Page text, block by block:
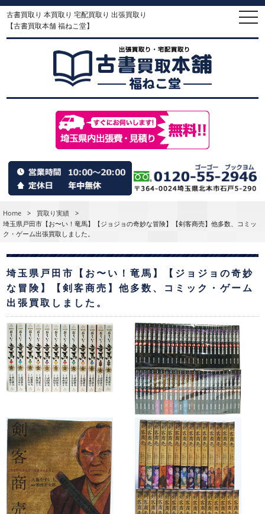
古書買取り 本買取り 宅配買取り 出張買取り
【古書買取本舗 福ねこ堂】
Home > 買取り実績
>
埼玉県戸田市【お〜い！竜馬】【ジョジョの奇妙な冒険】【剣客商売】他多数、コミッ
ク・ゲーム出張買取しました。
埼玉県戸田市【お〜い！竜馬】【ジョジョの奇妙
な冒険】【剣客商売】他多数、コミック・ゲーム
出張買取しました。